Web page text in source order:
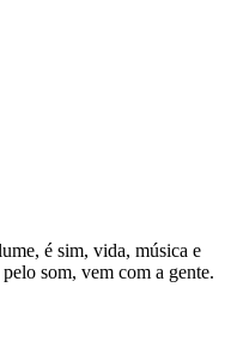
é sim, vida, música e
som, vem com a gente.